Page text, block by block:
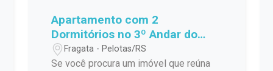
Apartamento com 2
Dormitórios no 3º Andar do
Residencial Estrela Gaúcha -
Excelente Localização
Fragata - Pelotas/RS
Se você procura um imóvel que reúna